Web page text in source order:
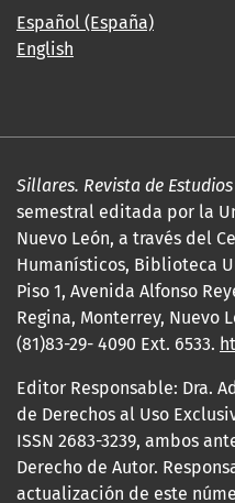
Español (España)
English
Sillares. Revista de
semestral editada por la
Nuevo León, a través del
Humanísticos, Biblioteca
Piso 1, Avenida Alfonso
Regina, Monterrey, Nuevo
(81)83-29- 4090 Ext. 6533.
Editor Responsable: Dra.
de Derechos al Uso
ISSN 2683-3239, ambos
Derecho de Autor.
actualización de este